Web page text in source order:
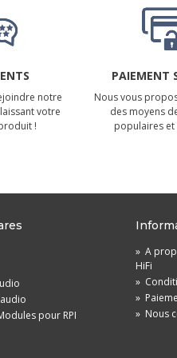
notre
votre
!
PAIEMENT
Nous vous
des moyens
populaires et
pour RPI
» A
HiFi
»
»
» Nous